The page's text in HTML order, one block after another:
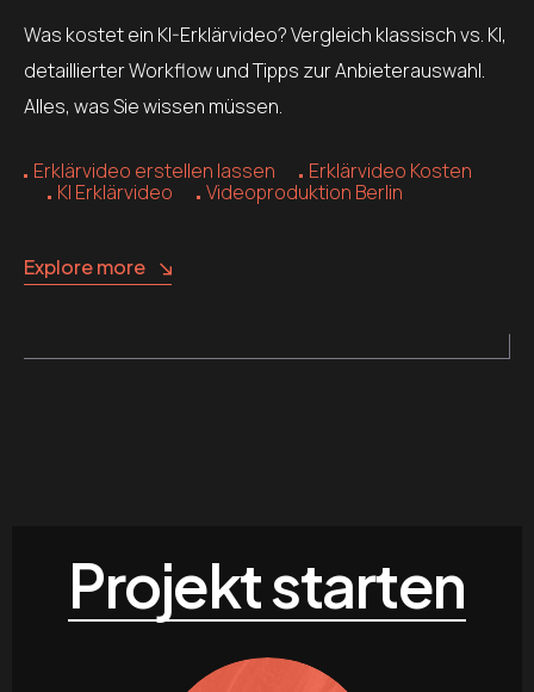
Was kostet ein KI-Erklärvideo? Vergleich klassisch vs. KI,
detaillierter Workflow und Tipps zur Anbieterauswahl.
Alles, was Sie wissen müssen.
Erklärvideo erstellen lassen
Erklärvideo Kosten
KI Erklärvideo
Videoproduktion Berlin
Explore more
Projekt starten